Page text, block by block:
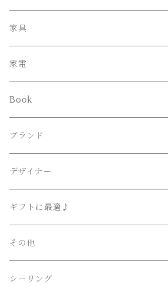
ペンダント
スタンド
ブラケット
その他
家具
オフィスチェア
家電
Book
ブランド
Lighting Art Gallery
AKARI （尾関・オゼキ）
Artemide （アルテミデ）
FLOS （フロス）
デザイナー
Ettore Sottsass / エットレ・ソットサス
Isamu Noguchi / イサム・ノグチ
Philippe Starck / フィリップ・スタルク
ギフトに最適♪
その他
シーリング